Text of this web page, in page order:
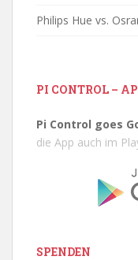
Philips Hue vs.
PI CONTROL –
Pi Control goes
die App auch im
SPENDEN